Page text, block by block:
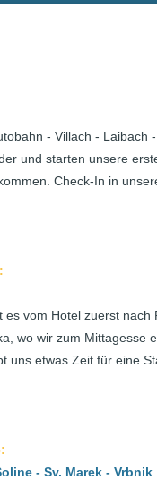
- Villach -
und starten unsere
Check-In in
vom Hotel zuerst
wo wir zum Mittagesse
uns etwas Zeit für eine
- Sv. Marek - Vrbnik